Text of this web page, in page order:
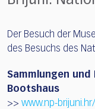
Der Besuch der
des Besuchs des
Sammlungen und
Bootshaus
>> www.np-